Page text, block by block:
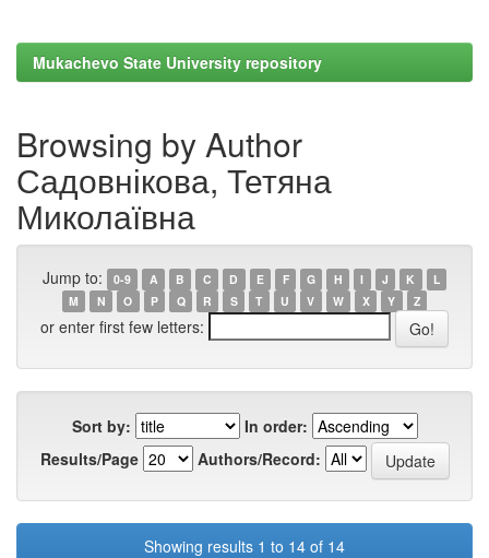
Mukachevo State University repository
Browsing by Author
Садовнікова, Тетяна
Миколаївна
Jump to: 0-9 A B C D E F G H I J K
L
M
N O P Q R S T U V W X Y Z
or enter first few letters:
Sort by:
In order:
Results/Page
Authors/Record:
Showing results 1 to 14 of 14